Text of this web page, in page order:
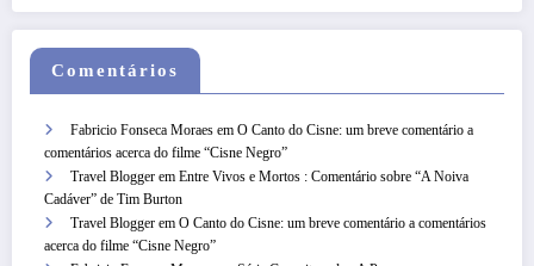
Comentários
Fabricio Fonseca Moraes em O Canto do Cisne: um breve comentário a
comentários acerca do filme “Cisne Negro”
Travel Blogger em Entre Vivos e Mortos : Comentário sobre “A Noiva
Cadáver” de Tim Burton
Travel Blogger em O Canto do Cisne: um breve comentário a comentários
acerca do filme “Cisne Negro”